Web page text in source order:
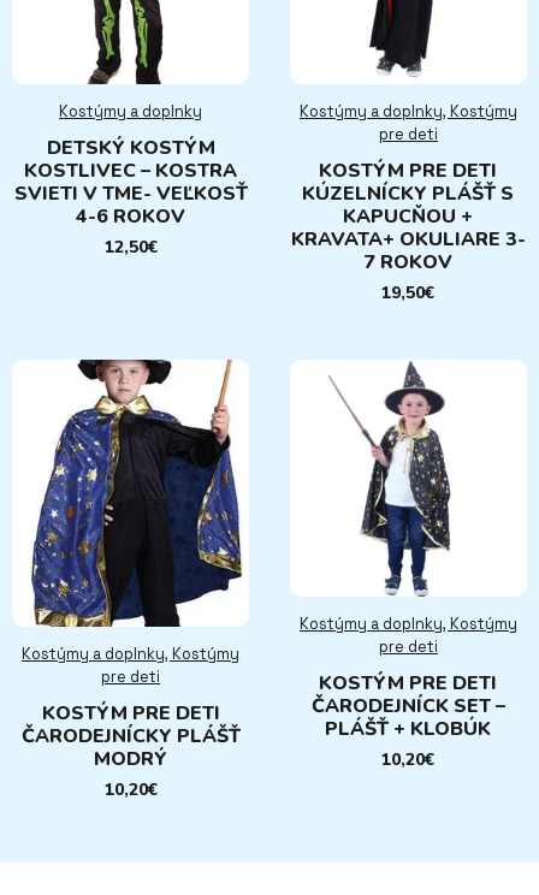
Kostýmy a doplnky
DETSKÝ KOSTÝM
KOSTLIVEC – KOSTRA
SVIETI V TME- VEĽKOSŤ
4-6 ROKOV
12,50€
Kostýmy a doplnky, Kostýmy
pre deti
KOSTÝM PRE DETI
KÚZELNÍCKY PLÁŠŤ S
KAPUCŇOU +
KRAVATA+ OKULIARE 3-
7 ROKOV
19,50€
Kostýmy a doplnky, Kostýmy
pre deti
KOSTÝM PRE DETI
ČARODEJNÍCKY PLÁŠŤ
MODRÝ
10,20€
Kostýmy a doplnky, Kostýmy
pre deti
KOSTÝM PRE DETI
ČARODEJNÍCK SET –
PLÁŠŤ + KLOBÚK
10,20€